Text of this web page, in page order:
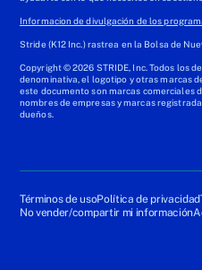
Informacion de divulgación de los
Stride (K12 Inc.) rastrea en la Bolsa de
Copyright © 2026 STRIDE, Inc. Todos los
denominativa, el logotipo y otras marcas
este documento son marcas comerciales
nombres de empresas y marcas
dueños.
Términos de usoPolítica de privacidad
No vender/compartir mi información